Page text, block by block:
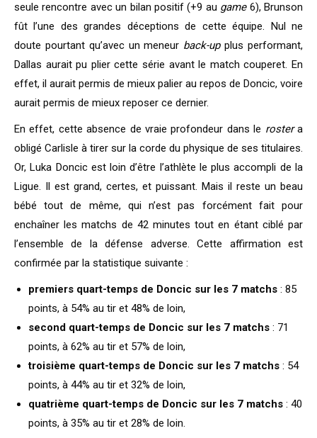
seule rencontre avec un bilan positif (+9 au game 6), Brunson
fût l’une des grandes déceptions de cette équipe. Nul ne
doute pourtant qu’avec un meneur back-upplus performant,
Dallas aurait pu plier cette série avant le match couperet. En
effet, il aurait permis de mieux palier au repos de Doncic, voire
aurait permis de mieux reposer ce dernier.
En effet, cette absence de vraie profondeur dans le rostera
obligé Carlisle à tirer sur la corde du physique de ses titulaires.
Or, Luka Doncic est loin d’être l’athlète le plus accompli de la
Ligue. Il est grand, certes, et puissant. Mais il reste un beau
bébé tout de même, qui n’est pas forcément fait pour
enchaîner les matchs de 42 minutes tout en étant ciblé par
l’ensemble de la défense adverse. Cette affirmation est
confirmée par la statistique suivante :
premiers quart-temps de Doncic sur les 7 matchs : 85
points, à 54% au tir et 48% de loin,
second quart-temps de Doncic sur les 7 matchs : 71
points, à 62% au tir et 57% de loin,
troisième quart-temps de Doncic sur les 7 matchs : 54
points, à 44% au tir et 32% de loin,
quatrième quart-temps de Doncic sur les 7 matchs : 40
points, à 35% au tir et 28% de loin.